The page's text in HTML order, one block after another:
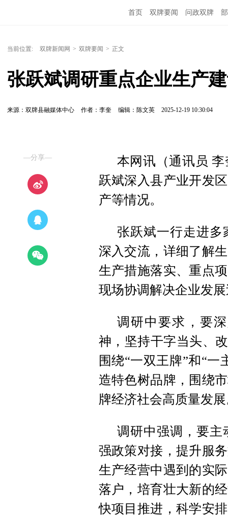
首页 双牌要闻 问政双牌
当前位置: 双牌新闻网 > 双牌要闻 > 正文
张跃斌调研重点企业生产
来源：双牌县融媒体中心 作者：李奎 编辑：陈文英 2025-12-19 10:30:04
—分享—
本网讯（通讯员
跃斌深入县产业开发
产等情况。
张跃斌一行走进多
深入交流，详细了解
生产措施落实、重点
现场协调解决企业发
调研中要求，要
神，坚持干字当头、
围绕“一双王牌”和“
造特色树品牌，围绕
牌经济社会高质量发
调研中强调，要主
强政策对接，提升服
生产经营中遇到的实
落户，培育壮大新的
快项目推进，科学安